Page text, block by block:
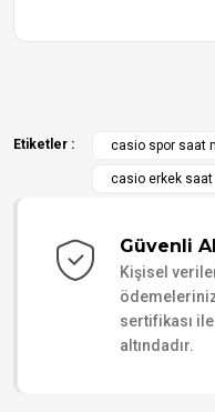
G-Shock
Koleksiyonumdaki
daha modern bir
güçlü duruyor. Toz,
s... g... | 13/06/2026
Etiketler : casio spor saat
casio erkek
Güvenli
Kişisel
sertifikası
altındadır.